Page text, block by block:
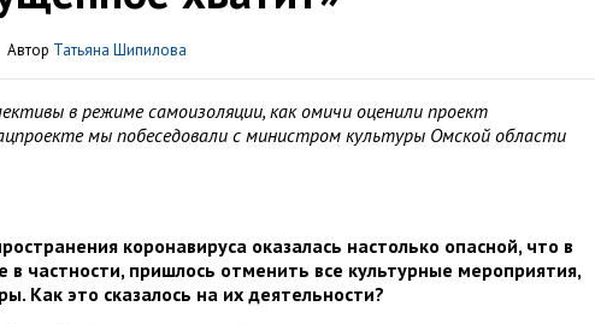
Автор Татьяна Шипилова
в режиме самоизоляции, как омичи оценили проект
мы побеседовали с министром культуры Омской области
коронавируса оказалась настолько опасной, что в
в частности, пришлось отменить все культурные мероприятия,
Как это сказалось на их деятельности?